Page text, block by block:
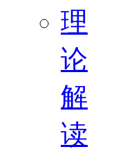
理
论
解
读